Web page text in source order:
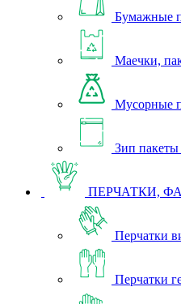
Бумажные
Маечки,
Мусорные
Зип пакеты
ПЕРЧАТКИ,
Перчатки
Перчатки